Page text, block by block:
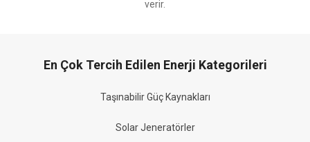
verir.
En Çok Tercih Edilen Enerji Kategorileri
Taşınabilir Güç Kaynakları
Solar Jeneratörler